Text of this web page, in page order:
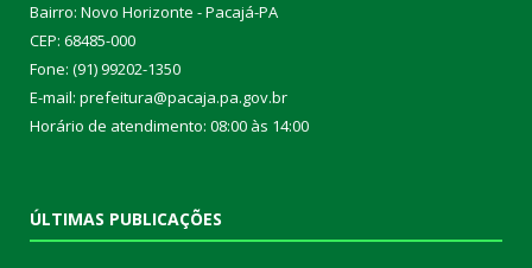
Bairro: Novo Horizonte - Pacajá-PA
CEP: 68485-000
Fone: (91) 99202-1350
E-mail: prefeitura@pacaja.pa.gov.br
Horário de atendimento: 08:00 às 14:00
ÚLTIMAS PUBLICAÇÕES